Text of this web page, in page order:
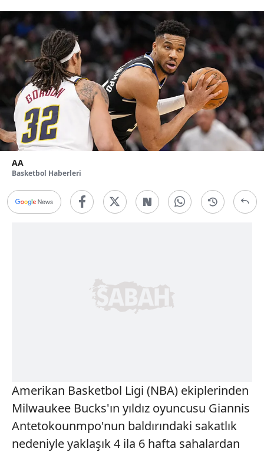
AA
Basketbol Haberleri
Amerikan Basketbol Ligi (NBA) ekiplerinden
Milwaukee Bucks'ın yıldız oyuncusu Giannis
Antetokounmpo'nun baldırındaki sakatlık
nedeniyle yaklaşık 4 ila 6 hafta sahalardan